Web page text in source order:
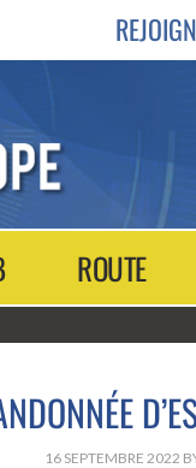
ROUTE
16 SEPTEMBRE 2022